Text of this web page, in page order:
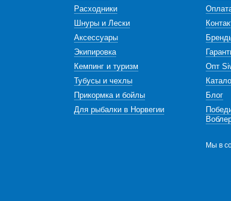
Расходники
Шнуры и Лески
Аксессуары
Экипировка
Кемпинг и туризм
Тубусы и чехлы
Прикормка и бойлы
Для рыбалки в Норвегии
Опт
Блог
Мы в